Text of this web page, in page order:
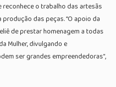
o trabalho das artesãs
das peças. “O apoio da
de prestar homenagem a todas
Mulher, divulgando e
ser grandes empreendedoras”,